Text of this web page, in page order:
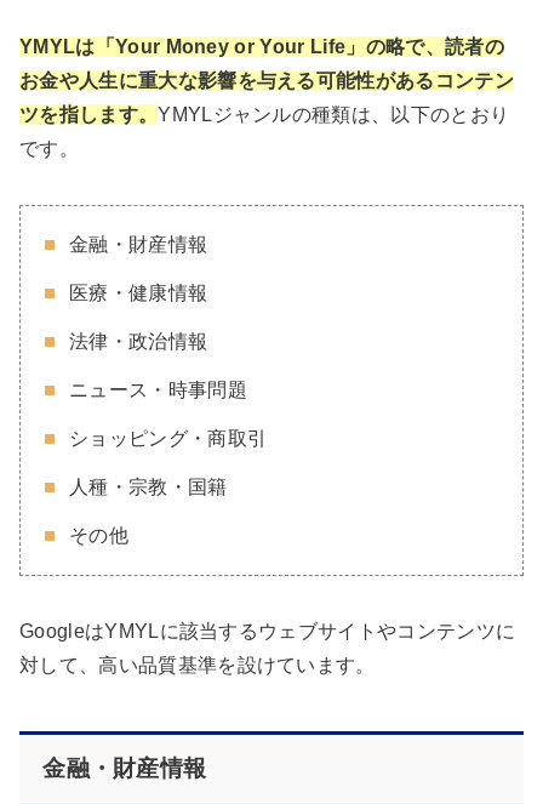
YMYLは「Your Money or Your Life」の略で、読者の
お金や人生に重大な影響を与える可能性があるコンテン
ツを指します。YMYLジャンルの種類は、以下のとおり
です。
金融・財産情報
医療・健康情報
法律・政治情報
ニュース・時事問題
ショッピング・商取引
人種・宗教・国籍
その他
GoogleはYMYLに該当するウェブサイトやコンテンツに
対して、高い品質基準を設けています。
金融・財産情報